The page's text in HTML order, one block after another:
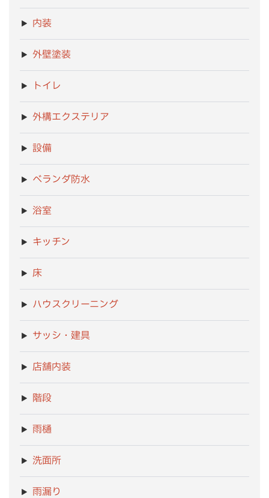
内装
外壁塗装
トイレ
外構エクステリア
設備
ベランダ防水
浴室
キッチン
床
ハウスクリーニング
サッシ・建具
店舗内装
階段
雨樋
洗面所
雨漏り